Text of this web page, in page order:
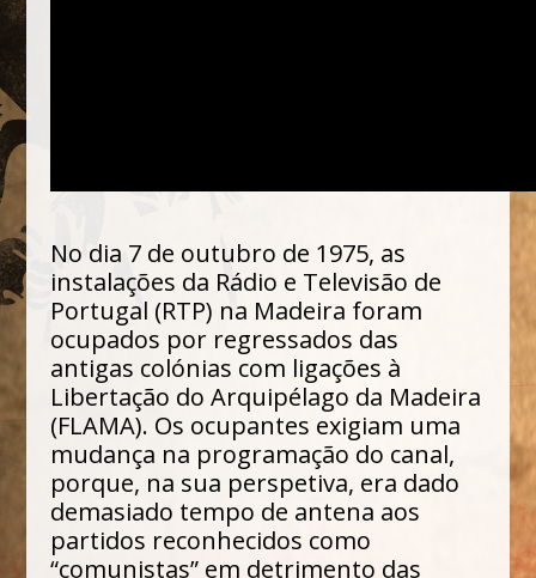
No dia 7 de outubro de 1975, as
instalações da Rádio e Televisão de
Portugal (RTP) na Madeira foram
ocupados por regressados das
antigas colónias com ligações à
Libertação do Arquipélago da Madeira
(FLAMA). Os ocupantes exigiam uma
mudança na programação do canal,
porque, na sua perspetiva, era dado
demasiado tempo de antena aos
partidos reconhecidos como
“comunistas” em detrimento das